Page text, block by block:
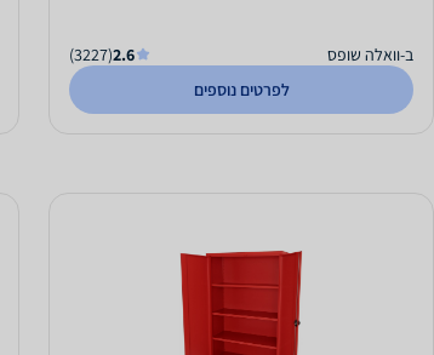
ב-וואלה שופס 2.6
(3227)
לפרטים נוספים